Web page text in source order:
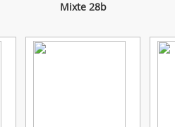
Mixte 28b